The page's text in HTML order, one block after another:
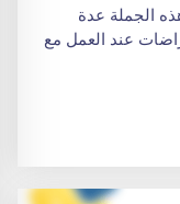
الجملة عدة
عند العمل مع